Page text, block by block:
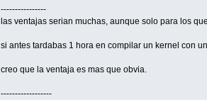
----------------
las ventajas serian muchas, aunque solo para los
si antes tardabas 1 hora en compilar un kernel con
creo que la ventaja es mas que obvia.
------------------